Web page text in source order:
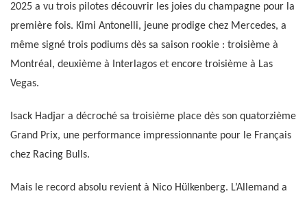
2025 a vu trois pilotes découvrir les joies du champagne pour la
première fois. Kimi Antonelli, jeune prodige chez Mercedes, a
même signé trois podiums dès sa saison rookie : troisième à
Montréal, deuxième à Interlagos et encore troisième à Las
Vegas.
Isack Hadjar a décroché sa troisième place dès son quatorzième
Grand Prix, une performance impressionnante pour le Français
chez Racing Bulls.
Mais le record absolu revient à Nico Hülkenberg. L’Allemand a